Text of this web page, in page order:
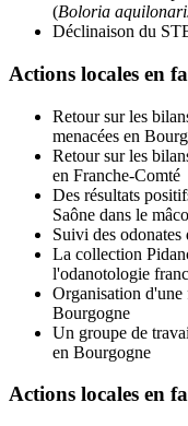
(Boloria
Déclinaison du
Actions locales en
Retour sur les
menacées en
Retour sur les
en Franche-Comté
Des résultats
Saône dans le
Suivi des odonates
La collection
l'odanotologie
Organisation
Bourgogne
Un groupe de
en Bourgogne
Actions locales en